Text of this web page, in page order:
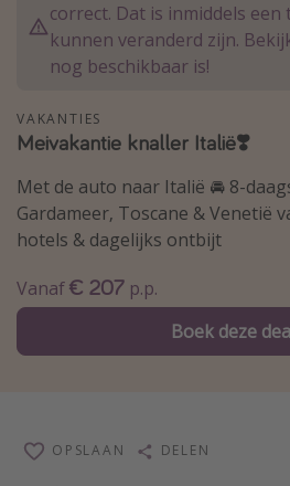
Vroegboeker
Groepsreizen
Single reizen
Zonvakanties
Rondreizen
Meer onderwerpen
Reisblog
Center Parcs
correct. Dat is inmiddels een
kunnen veranderd zijn.
nog beschikbaar is!
VAKANTIES
Meivakantie knaller Italië❣️
Met de auto naar Italië 🚘 8-
Gardameer, Toscane & Venetië
hotels & dagelijks ontbijt
Vanaf€ 207 p.p.
Boek deze
OPSLAAN DELEN